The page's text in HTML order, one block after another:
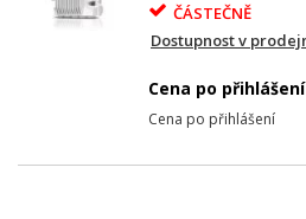
ČÁSTEČNĚ
Dostupnost v
Cena po přihlášení
Cena po přihlášení